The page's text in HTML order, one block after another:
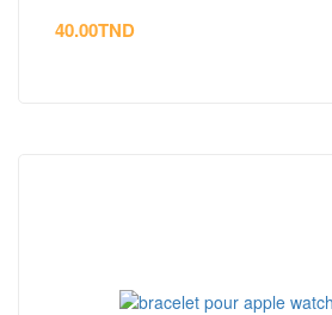
40.00TND